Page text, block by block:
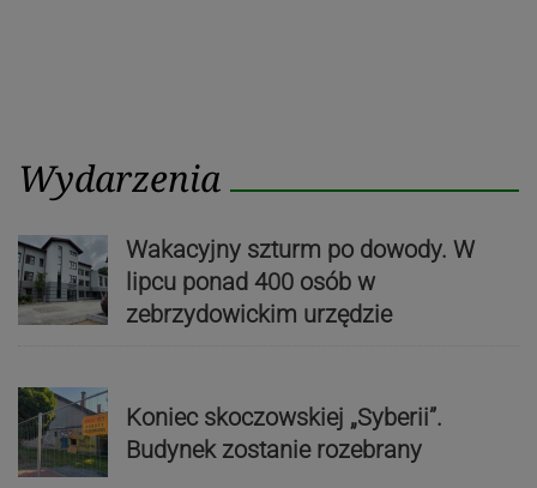
Wydarzenia
Wakacyjny szturm po dowody. W
lipcu ponad 400 osób w
zebrzydowickim urzędzie
Koniec skoczowskiej „Syberii”.
Budynek zostanie rozebrany